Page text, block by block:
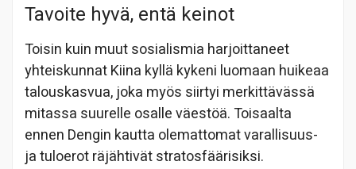
Tavoite hyvä, entä keinot
Toisin kuin muut sosialismia harjoittaneet
yhteiskunnat Kiina kyllä kykeni luomaan huikeaa
talouskasvua, joka myös siirtyi merkittävässä
mitassa suurelle osalle väestöä. Toisaalta
ennen Dengin kautta olemattomat varallisuus-
ja tuloerot räjähtivät stratosfäärisiksi.